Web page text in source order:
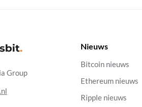
Group
Nieuws
Bitcoin nieuws
Ethereum nieuws
Ripple nieuws